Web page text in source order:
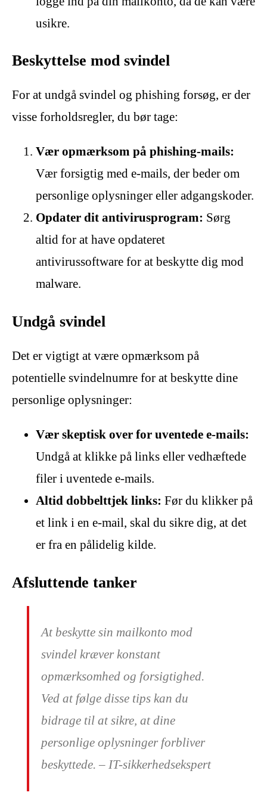
usikre.
Beskyttelse mod svindel
For at undgå svindel og phishing forsøg, er der
visse forholdsregler, du bør tage:
Vær opmærksom på phishing-mails:
Vær forsigtig med e-mails, der beder om
personlige oplysninger eller adgangskoder.
Opdater dit antivirusprogram: Sørg
altid for at have opdateret
antivirussoftware for at beskytte dig mod
malware.
Undgå svindel
Det er vigtigt at være opmærksom på
potentielle svindelnumre for at beskytte dine
personlige oplysninger:
Vær skeptisk over for uventede e-mails:
Undgå at klikke på links eller vedhæftede
filer i uventede e-mails.
Altid dobbelttjek links: Før du klikker på
et link i en e-mail, skal du sikre dig, at det
er fra en pålidelig kilde.
Afsluttende tanker
At beskytte sin mailkonto mod
svindel kræver konstant
opmærksomhed og forsigtighed.
Ved at følge disse tips kan du
bidrage til at sikre, at dine
personlige oplysninger forbliver
beskyttede. – IT-sikkerhedsekspert